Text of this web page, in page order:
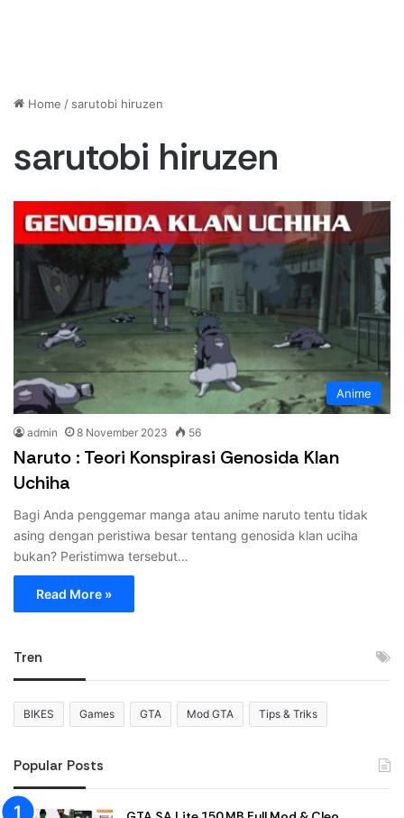
Home / sarutobi hiruzen
sarutobi hiruzen
Anime
admin 8 November 2023 56
Naruto : Teori Konspirasi Genosida Klan
Uchiha
Bagi Anda penggemar manga atau anime naruto tentu tidak
asing dengan peristiwa besar tentang genosida klan uciha
bukan? Peristimwa tersebut…
Read More »
Tren
BIKES Games GTA Mod GTA Tips & Triks
Popular Posts